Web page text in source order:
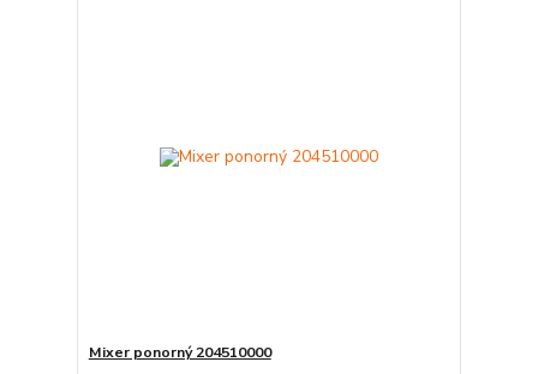
Mixer ponorný 204510000